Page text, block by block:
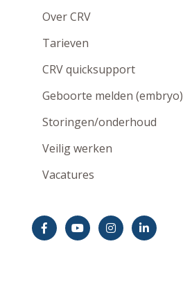
Over CRV
Tarieven
CRV quicksupport
Geboorte melden (embryo)
Storingen/onderhoud
Veilig werken
Vacatures